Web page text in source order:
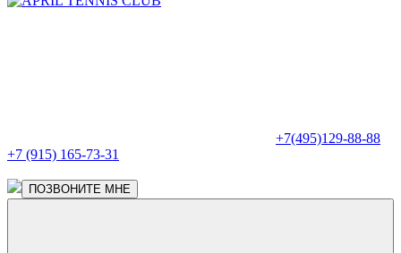
+7(495)129-88-88
+7 (915) 165-73-31
ПОЗВОНИТЕ МНЕ